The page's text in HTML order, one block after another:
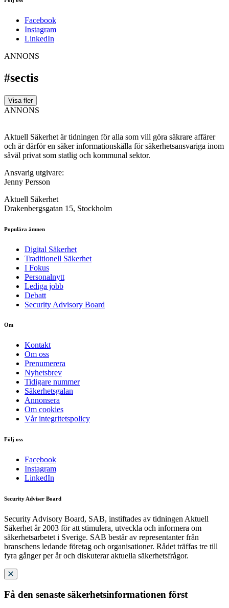
Facebook
Instagram
LinkedIn
ANNONS
#sectis
Visa fler
ANNONS
Aktuell Säkerhet är tidningen för alla som vill göra säkrare affärer
och är därför en säker informationskälla för säkerhets­ansvariga inom
såväl privat som statlig och kommunal sektor.
Ansvarig utgivare:
Jenny Persson
Aktuell Säkerhet
Drakenbergsgatan 15, Stockholm
Populära ämnen
Digital Säkerhet
Traditionell Säkerhet
I Fokus
Personalnytt
Lediga jobb
Debatt
Security Advisory Board
Om
Kontakt
Om oss
Prenumerera
Nyhetsbrev
Tidigare nummer
Säkerhetsgalan
Annonsera
Om cookies
Vår integritetspolicy
Följ oss
Facebook
Instagram
LinkedIn
Security Adviser Board
Security Advisory Board, SAB, instiftades av tidningen Aktuell
Säkerhet år 2003 för att stimulera, utveckla och informera om
säkerhetsarbetet i Sverige. SAB består av representanter från
branschens ledande företag och organisationer. Rådet träffas tre till
fyra gånger per år och diskuterar aktuella säkerhetsfrågor.
Få den senaste säkerhetsinformationen först